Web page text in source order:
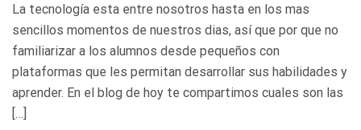
N
La tecnología esta entre nosotros hasta en los mas
sencillos momentos de nuestros dias, así que por que no
familiarizar a los alumnos desde pequeños con
plataformas que les permitan desarrollar sus habilidades y
aprender. En el blog de hoy te compartimos cuales son las
[…]